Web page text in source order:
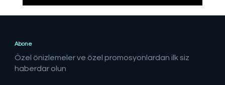
Abone
Özel önizlemeler ve özel promosyonlardan ilk siz
haberdar olun